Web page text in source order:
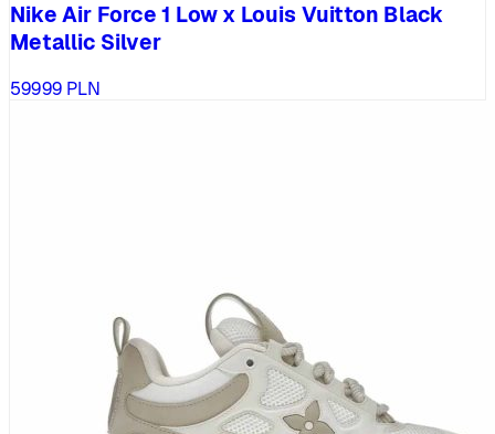
Nike Air Force 1 Low x Louis Vuitton Black
Metallic Silver
59999 PLN